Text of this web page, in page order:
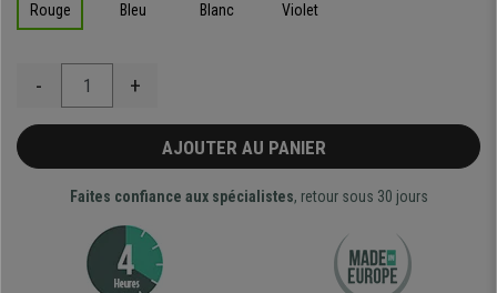
Rouge Bleu Blanc Violet
- +
AJOUTER AU PANIER
Faites confiance aux spécialistes, retour sous 30 jours